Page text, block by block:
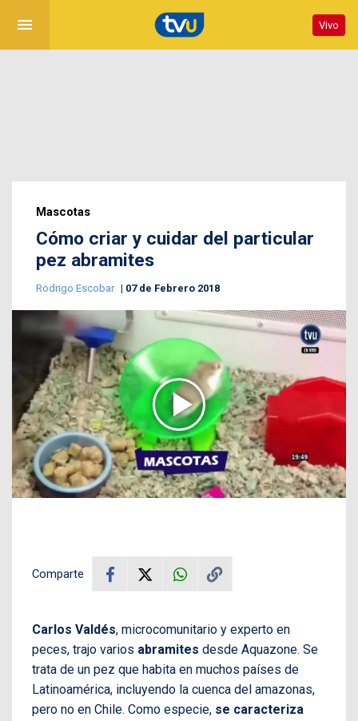
menu Vivo
Mascotas
Cómo criar y cuidar del particular
pez abramites
Rodrigo Escobar 07 de Febrero 2018
Comparte
Carlos Valdés, microcomunitario y experto en
peces, trajo varios abramites desde Aquazone. Se
trata de un pez que habita en muchos países de
Latinoamérica, incluyendo la cuenca del amazonas,
pero no en Chile. Como especie, se caracteriza